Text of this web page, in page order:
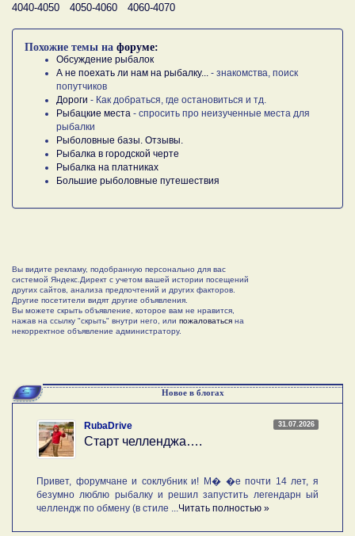
4040-4050
4050-4060 4060-4070
Похожие темы на форуме:
Обсуждение рыбалок
А не поехать ли нам на рыбалку...
- знакомства, поиск
попутчиков
Дороги - Как добраться, где остановиться и тд.
Рыбацкие места - спросить про неизученные места для
рыбалки
Рыболовные базы. Отзывы.
Рыбалка в городской черте
Рыбалка на платниках
Большие рыболовные путешествия
Вы видите рекламу, подобранную персонально для вас
системой Яндекс.Директ с учетом вашей истории посещений
других сайтов, анализа предпочтений и других факторов.
Другие посетители видят другие объявления.
Вы можете скрыть объявление, которое вам не нравится,
нажав на ссылку "скрыть" внутри него, или пожаловаться на
некорректное объявление администратору.
Новое в блогах
31.07.2026
RubaDrive
Старт челленджа….
Привет, форумчане и соклубник и! М� �е почти 14 лет, я
безумно люблю рыбалку и решил запустить легендарн ый
челлендж по обмену (в стиле ... Читать полностью »